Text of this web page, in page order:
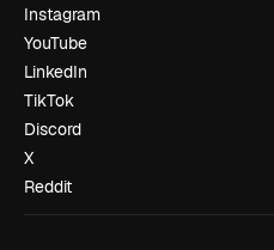
Instagram
YouTube
LinkedIn
TikTok
Discord
X
Reddit